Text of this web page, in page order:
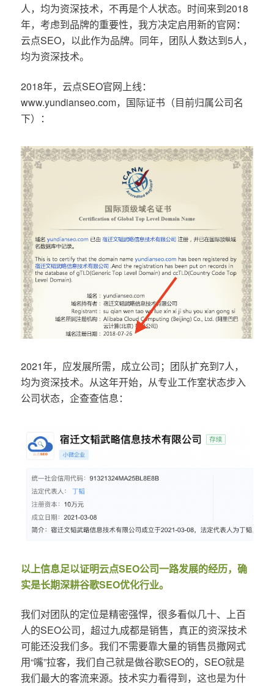
人，均为资深技术，不再是个人状态。时间来到2018
年，考虑到品牌的重要性，我方决定启用新的官网：
云点SEO，以此作为品牌。同年，团队人数达到5人，
均为资深技术。
2018年，云点SEO官网上线：
www.yundianseo.com，国际证书（目前归属公司名
下）：
2021年，应发展所需，成立公司；团队扩充到7人，
均为资深技术。从这年开始，从专业工作室状态步入
公司状态，企查查信息：
以上信息足以证明云点SEO公司一路发展的经历，确
实是长期深耕谷歌SEO优化行业。
我们对团队的定位是精密强悍，很多看似几十、上百
人的SEO公司，超过九成都是销售，真正的资深技术
可能还没我们多。我们不需要靠大量的销售员撒网式
用“嘴”拉客，我们自己就是做谷歌SEO的，SEO就是
我们最大的客流来源。技术实力看得到，这也是为什